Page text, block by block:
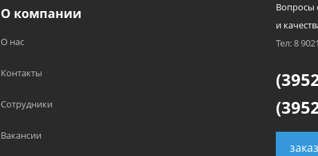
О компании
О нас
Контакты
Сотрудники
Вакансии
Вопросы
и
Тел: 8